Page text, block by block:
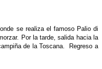
se realiza el famoso Palio di
Por la tarde, salida hacia la
de la Toscana. Regreso a